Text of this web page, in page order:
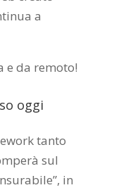
a
e da remoto!
oggi
tanto
sul
in